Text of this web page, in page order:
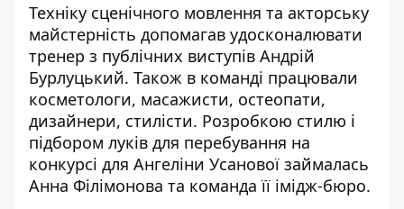
Техніку сценічного мовлення та акторську
майстерність допомагав удосконалювати
тренер з публічних виступів Андрій
Бурлуцький. Також в команді працювали
косметологи, масажисти, остеопати,
дизайнери, стилісти. Розробкою стилю і
підбором луків для перебування на
конкурсі для Ангеліни Усанової займалась
Анна Філімонова та команда її імідж-бюро.